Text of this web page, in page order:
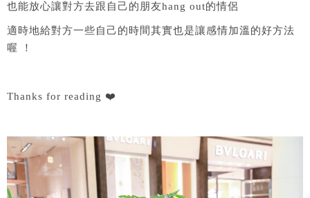
也能放心讓對方去跟自己的朋友hang out的情侶
適時地給對方一些自己的時間其實也是讓感情加溫的好方法
喔 ！
Thanks for reading ❤️